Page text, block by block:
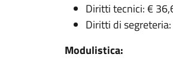
Diritti tecnici: €
Diritti di
Modulistica: